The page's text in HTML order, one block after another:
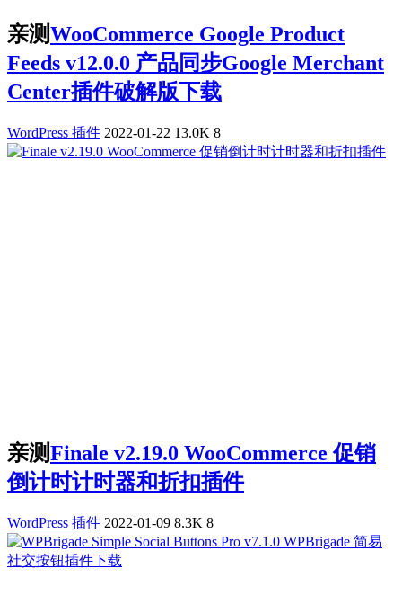
亲测WooCommerce Google Product
Feeds v12.0.0 产品同步Google Merchant
Center插件破解版下载
WordPress 插件 2022-01-22 13.0K 8
亲测Finale v2.19.0 WooCommerce 促销
倒计时计时器和折扣插件
WordPress 插件 2022-01-09 8.3K 8